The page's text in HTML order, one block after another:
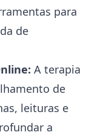
para
de
A terapia
de
leituras e
a